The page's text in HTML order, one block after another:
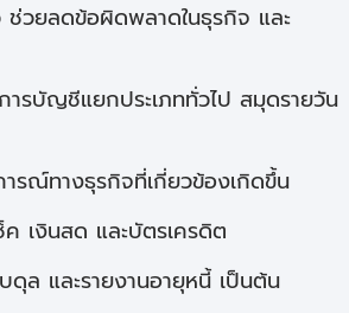
ช่วยลดข้อผิดพลาดในธุรกิจ และ
รบัญชีแยกประเภททั่วไป สมุดรายวัน
รณ์ทางธุรกิจที่เกี่ยวข้องเกิดขึ้น
ค เงินสด และบัตรเครดิต
ดุล และรายงานอายุหนี้ เป็นต้น